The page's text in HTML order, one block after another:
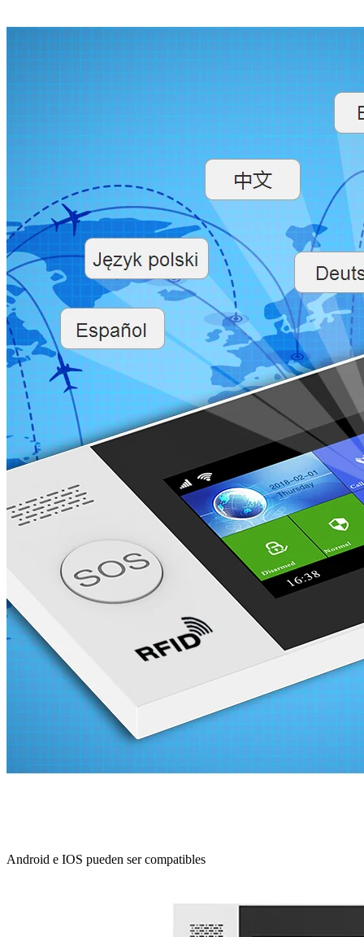
Android e IOS pueden ser compatibles